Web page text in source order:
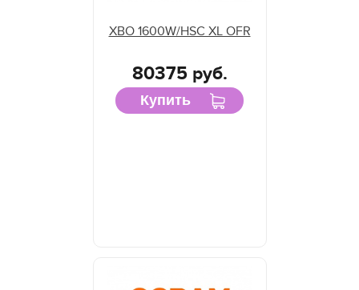
XBO 1600W/HSC XL OFR
80375 руб.
Купить